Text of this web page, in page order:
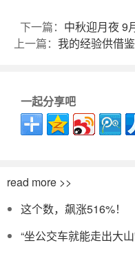
下一篇： 中秋迎月夜 9
上一篇： 我的经验供借鉴
一起分享吧
read more >>
这个数，飙涨516%！
“坐公交车就能走出大